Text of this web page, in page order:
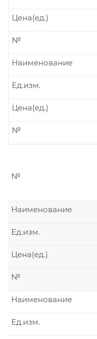
Цена(ед.)
№
Наименование
Ед.изм.
Цена(ед.)
№
№
Наименование
Ед.изм.
Цена(ед.)
№
Наименование
Ед.изм.